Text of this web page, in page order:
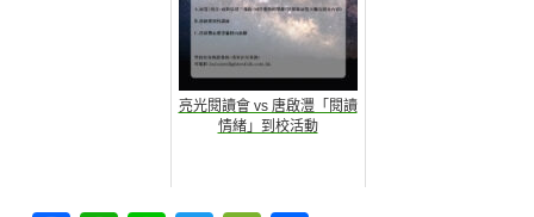
亮光閱讀會 vs 唐啟灃「閱讀
情緒」到校活動